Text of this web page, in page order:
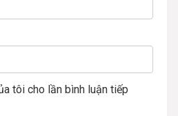
tôi cho lần bình luận tiếp